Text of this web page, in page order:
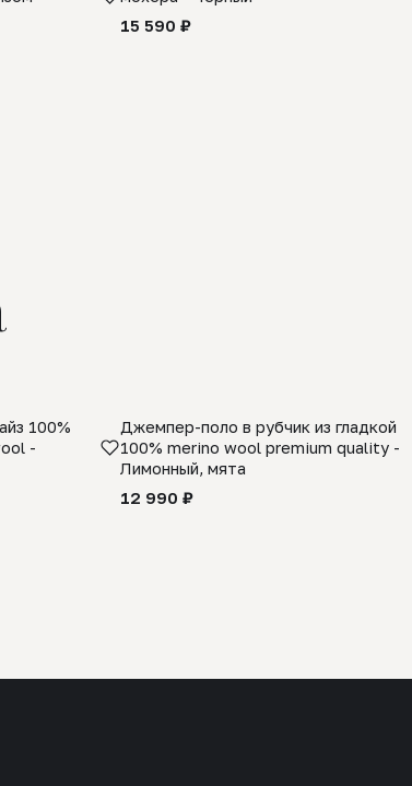
15 590 ₽
100%
-
Джемпер-поло в рубчик из гладкой
100% merino wool premium quality -
Лимонный, мята
12 990 ₽